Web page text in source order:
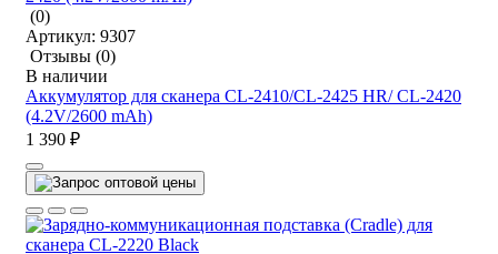
(0)
Артикул: 9307
Отзывы (0)
В наличии
Аккумулятор для сканера CL-2410/CL-2425 HR/ CL-2420
(4.2V/2600 mAh)
1 390 ₽